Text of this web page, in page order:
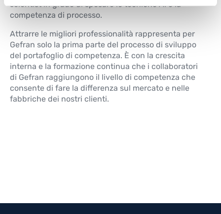
scientist in grado di sposare le tecniche AI e la
competenza di processo.
Attrarre le migliori professionalità rappresenta per
Gefran solo la prima parte del processo di sviluppo
del portafoglio di competenza. È con la crescita
interna e la formazione continua che i collaboratori
di Gefran raggiungono il livello di competenza che
consente di fare la differenza sul mercato e nelle
fabbriche dei nostri clienti.